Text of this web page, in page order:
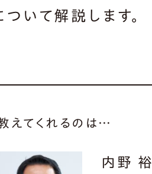
いて解説します。
えてくれるのは…
内野 裕